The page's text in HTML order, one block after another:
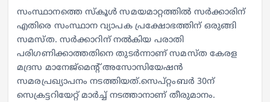
സംസ്ഥാനത്തെ സ്കൂൾ സമയമാറ്റത്തിൽ സർക്കാരിന്
എതിരെ സംസ്ഥാന വ്യാപക പ്രക്ഷോഭത്തിന് ഒരുങ്ങി
സമസ്ത. സർക്കാറിന് നൽകിയ പരാതി
പരിഗണിക്കാത്തതിനെ തുടർന്നാണ് സമസ്ത കേരള
മദ്രസ മാനേജ്മെന്‍റ് അസോസിയേഷൻ
സമരപ്രഖ്യാപനം നടത്തിയത്.സെപ്റ്റംബർ 30ന്
സെക്രട്ടറിയേറ്റ് മാർച്ച് നടത്താനാണ് തീരുമാനം.